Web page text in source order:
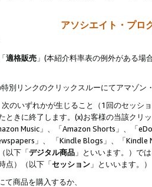
アソシエイト・プロ
適格販売 」(本紹介料率表の例外がある
別リンクのクリックスルーにてアマゾン
のいずれかが生じること（1回のセッシ
ときに終了します。(x)お客様の当該ク
Music」、「Amazon Shorts」、「
」、 「Kindle Blogs」、「
以下「デジタル商品 」といいます。）で
点）（以下「セッション 」といいます。
商品を購入するか、